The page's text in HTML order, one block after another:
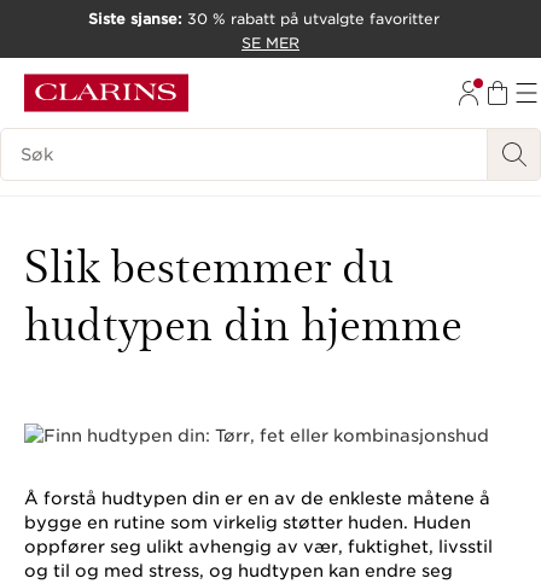
GÅ TIL BUNNTEKST
Siste sjanse: 30 % rabatt på utvalgte favoritter
SE MER
Søk Forklaring
Slik bestemmer du
hudtypen din hjemme
Å forstå hudtypen din er en av de enkleste måtene å
bygge en rutine som virkelig støtter huden. Huden
oppfører seg ulikt avhengig av vær, fuktighet, livsstil
og til og med stress, og hudtypen kan endre seg